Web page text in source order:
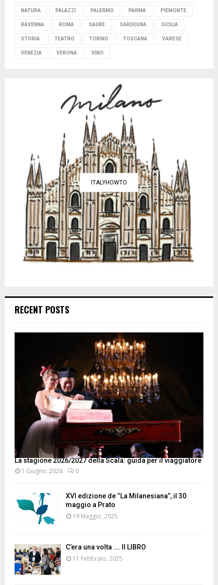
NATURA PALAZZI PALERMO PARMA PIEMONTE
RAVENNA ROMA SAGRE SARDEGNA SICILIA
STORIA TEATRO TORINO TOSCANA VARESE
VENEZIA VERONA VINO
ITALYHOWTO
RECENT POSTS
La stagione 2026/2027 della Scala: guida per il viaggiatore
1 Giugno, 2026 0
XVI edizione de “La Milanesiana”, il 30
maggio a Prato
19 Maggio, 2025
C’era una volta …. Il LIBRO
11 Febbraio, 2025